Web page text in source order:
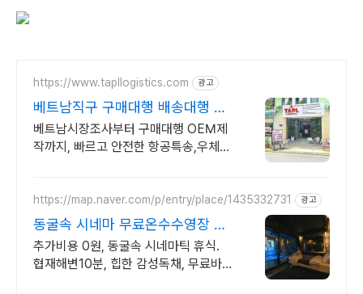
https://www.tapllogistics.com 광고
베트남직구 구매대행 배송대행 베
트남-한국 양방향 국제택배
베트남시장조사부터 구매대행 OEM제
작까지, 빠르고 안전한 항공특송,우체국
https://map.naver.com/p/entry/place/1435332731 광고
동굴속 시네마 무료온수수영장 독
특하고 아늑한 제주 아지트
추가비용 0원, 동굴속 시네마틱 휴식.
협재해변10분, 힙한 감성독채, 무료바